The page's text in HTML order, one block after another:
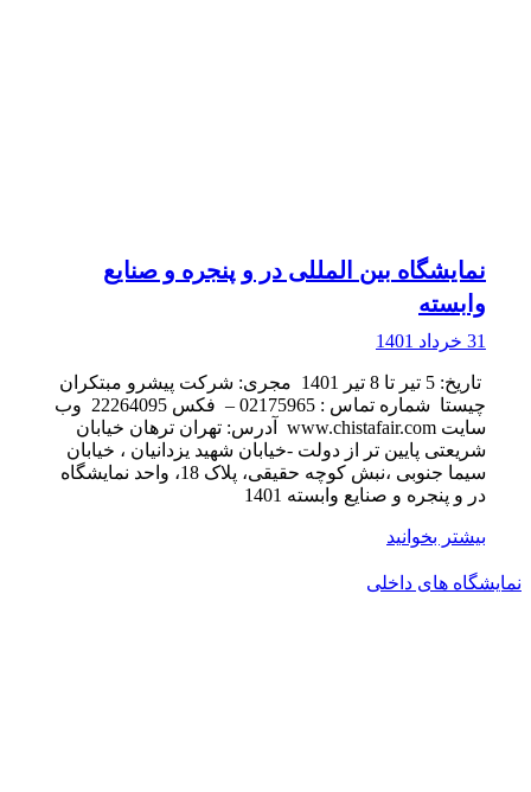
نمایشگاه بین المللی در و پنجره و صنایع
وابسته
31 خرداد 1401
تاریخ: 5 تیر تا 8 تیر 1401 مجری: شرکت پیشرو مبتکران
چیستا شماره تماس : 02175965 – فکس 22264095 وب
سایت www.chistafair.com آدرس: تهران ترهان خیابان
شریعتی پایین تر از دولت -خیابان شهید یزدانیان ، خیابان
سیما جنوبی ،نبش کوچه حقیقی، پلاک 18، واحد نمایشگاه
در و پنجره و صنایع وابسته 1401
بیشتر بخوانید
نمایشگاه های داخلی